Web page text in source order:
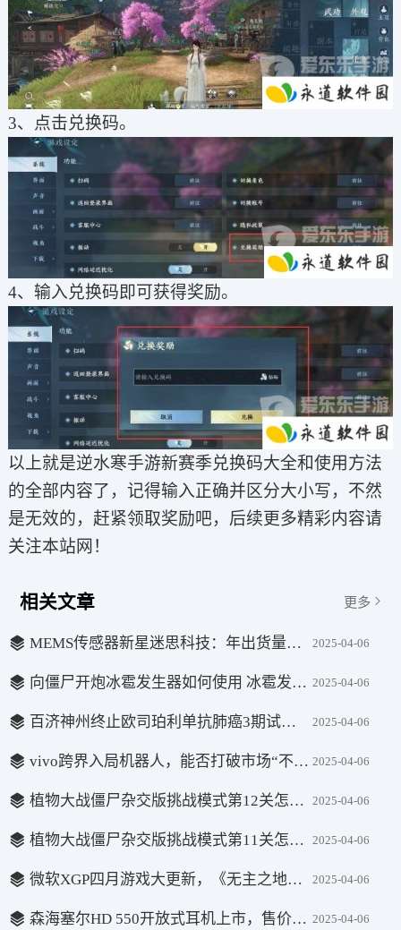
3、点击兑换码。
4、输入兑换码即可获得奖励。
以上就是逆水寒手游新赛季兑换码大全和使用方法
的全部内容了，记得输入正确并区分大小写，不然
是无效的，赶紧领取奖励吧，后续更多精彩内容请
关注本站网！
相关文章 更多
MEMS传感器新星迷思科技：年出货量数百万，获数千万融资加速发展 2025-04-06
向僵尸开炮冰雹发生器如何使用 冰雹发生器使用方法 2025-04-06
百济神州终止欧司珀利单抗肺癌3期试验，疗效未达预期 2025-04-06
vivo跨界入局机器人，能否打破市场“不赚钱”魔咒？ 2025-04-06
植物大战僵尸杂交版挑战模式第12关怎么过 第12关完美过关攻略 2025-04-06
植物大战僵尸杂交版挑战模式第11关怎么过 挑战模式第11关攻略详解 2025-04-06
微软XGP四月游戏大更新，《无主之地3》终极版等佳作来袭！ 2025-04-06
森海塞尔HD 550开放式耳机上市，售价2399元，音质细节再升级！ 2025-04-06